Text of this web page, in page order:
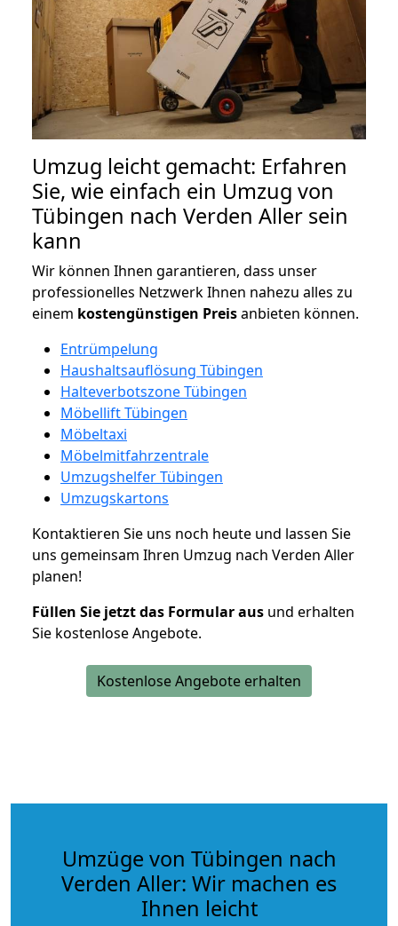
Umzug leicht gemacht: Erfahren
Sie, wie einfach ein Umzug von
Tübingen nach Verden Aller sein
kann
Wir können Ihnen garantieren, dass unser
professionelles Netzwerk Ihnen nahezu alles zu
einem kostengünstigen Preisanbieten können.
Entrümpelung
Haushaltsauflösung Tübingen
Halteverbotszone Tübingen
Möbellift Tübingen
Möbeltaxi
Möbelmitfahrzentrale
Umzugshelfer Tübingen
Umzugskartons
Kontaktieren Sie uns noch heute und lassen Sie
uns gemeinsam Ihren Umzug nach Verden Aller
planen!
Füllen Sie jetzt das Formular aus und erhalten
Sie kostenlose Angebote.
Kostenlose Angebote erhalten
Umzüge von Tübingen nach
Verden Aller: Wir machen es
Ihnen leicht